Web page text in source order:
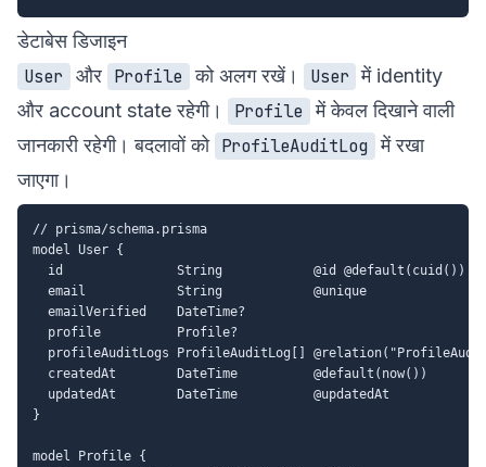
डेटाबेस डिजाइन
User
और Profile को अलग रखें। User में identity
और account state रहेगी।
Profile में केवल दिखाने वाली
जानकारी रहेगी। बदलावों को ProfileAuditLog में रखा
जाएगा।
// prisma/schema.prisma
model User {
  id               String            @id @default(cuid())
  email            String            @unique
  emailVerified    DateTime?
  profile          Profile?
profileAuditLogs ProfileAuditLog[]
  createdAt        DateTime          @default(now())
  updatedAt        DateTime          @updatedAt
}
model Profile {